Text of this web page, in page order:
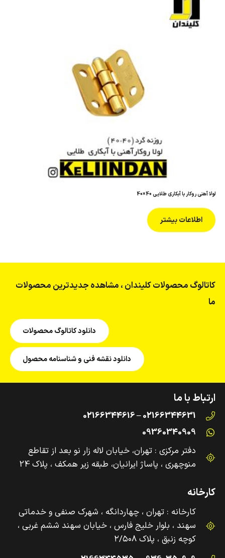
لولا آهنی روکار با آبکاری طلایی 40×40
اطلاعات بیشتر
کاتالوگ محصولات کلیندان ، مشاهده جدیدترین محصولات
ما
دانلود کاتالوگ محصولات
دانلود نقشه فنی و شناسنامه محصول
ارتباط با ما
02166344631 – 02166344616
09360340909
دفتر مرکزی : تهران، خیابان لاله زار نو بعد از تقاطع
منوچهری ، پاساژ ایرانیان، طبقه زیر همکف ، پلاک 24
کارخانه
کارخانه : تهران ، چهاردانگه ، شهرک صنفی و‌ خدماتی
سهند ، بلوار خلیج فارس ، خیابان سهند ششم غربی ،
کوچه زنبق ، پلاک ۲/۵۰۸